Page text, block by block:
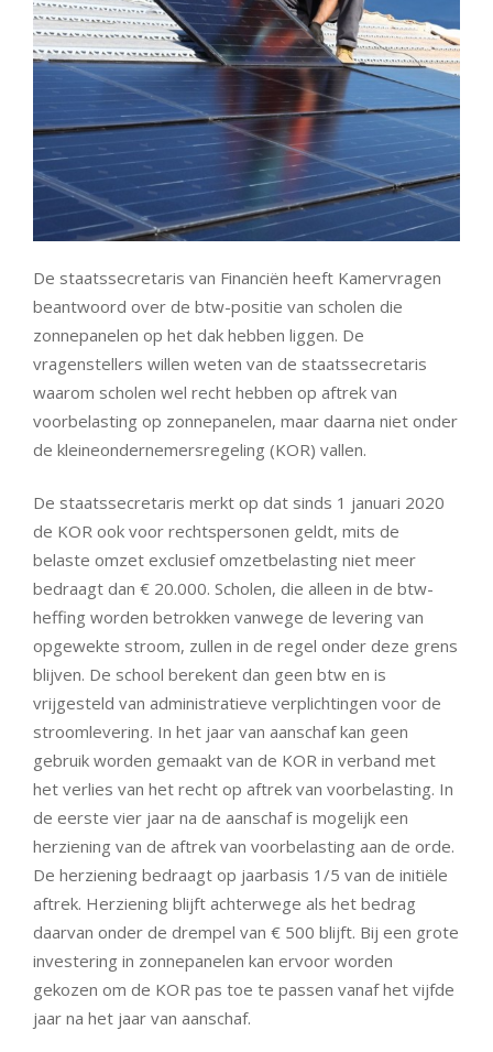
De staatssecretaris van Financiën heeft Kamervragen
beantwoord over de btw-positie van scholen die
zonnepanelen op het dak hebben liggen. De
vragenstellers willen weten van de staatssecretaris
waarom scholen wel recht hebben op aftrek van
voorbelasting op zonnepanelen, maar daarna niet onder
de kleineondernemersregeling (KOR) vallen.
De staatssecretaris merkt op dat sinds 1 januari 2020
de KOR ook voor rechtspersonen geldt, mits de
belaste omzet exclusief omzetbelasting niet meer
bedraagt dan € 20.000. Scholen, die alleen in de btw-
heffing worden betrokken vanwege de levering van
opgewekte stroom, zullen in de regel onder deze grens
blijven. De school berekent dan geen btw en is
vrijgesteld van administratieve verplichtingen voor de
stroomlevering. In het jaar van aanschaf kan geen
gebruik worden gemaakt van de KOR in verband met
het verlies van het recht op aftrek van voorbelasting. In
de eerste vier jaar na de aanschaf is mogelijk een
herziening van de aftrek van voorbelasting aan de orde.
De herziening bedraagt op jaarbasis 1/5 van de initiële
aftrek. Herziening blijft achterwege als het bedrag
daarvan onder de drempel van € 500 blijft. Bij een grote
investering in zonnepanelen kan ervoor worden
gekozen om de KOR pas toe te passen vanaf het vijfde
jaar na het jaar van aanschaf.